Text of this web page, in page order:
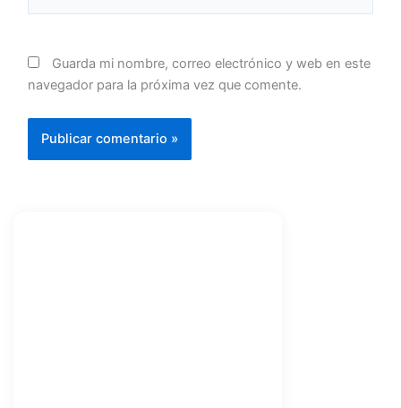
Guarda mi nombre, correo electrónico y web en este
navegador para la próxima vez que comente.